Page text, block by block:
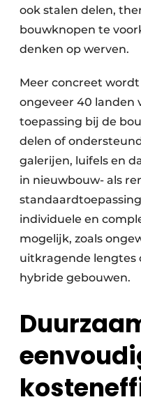
ook stalen delen,
bouwknopen te
denken op werven.
Meer concreet
ongeveer 40 landen
toepassing bij de
delen of
galerijen, luifels en
in nieuwbouw- als
individuele en
mogelijk, zoals
uitkragende lengtes
hybride gebouwen.